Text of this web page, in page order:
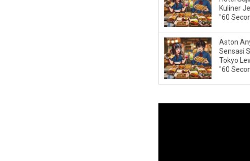
Kuliner
"60
Aston
Sensasi
Tokyo
"60